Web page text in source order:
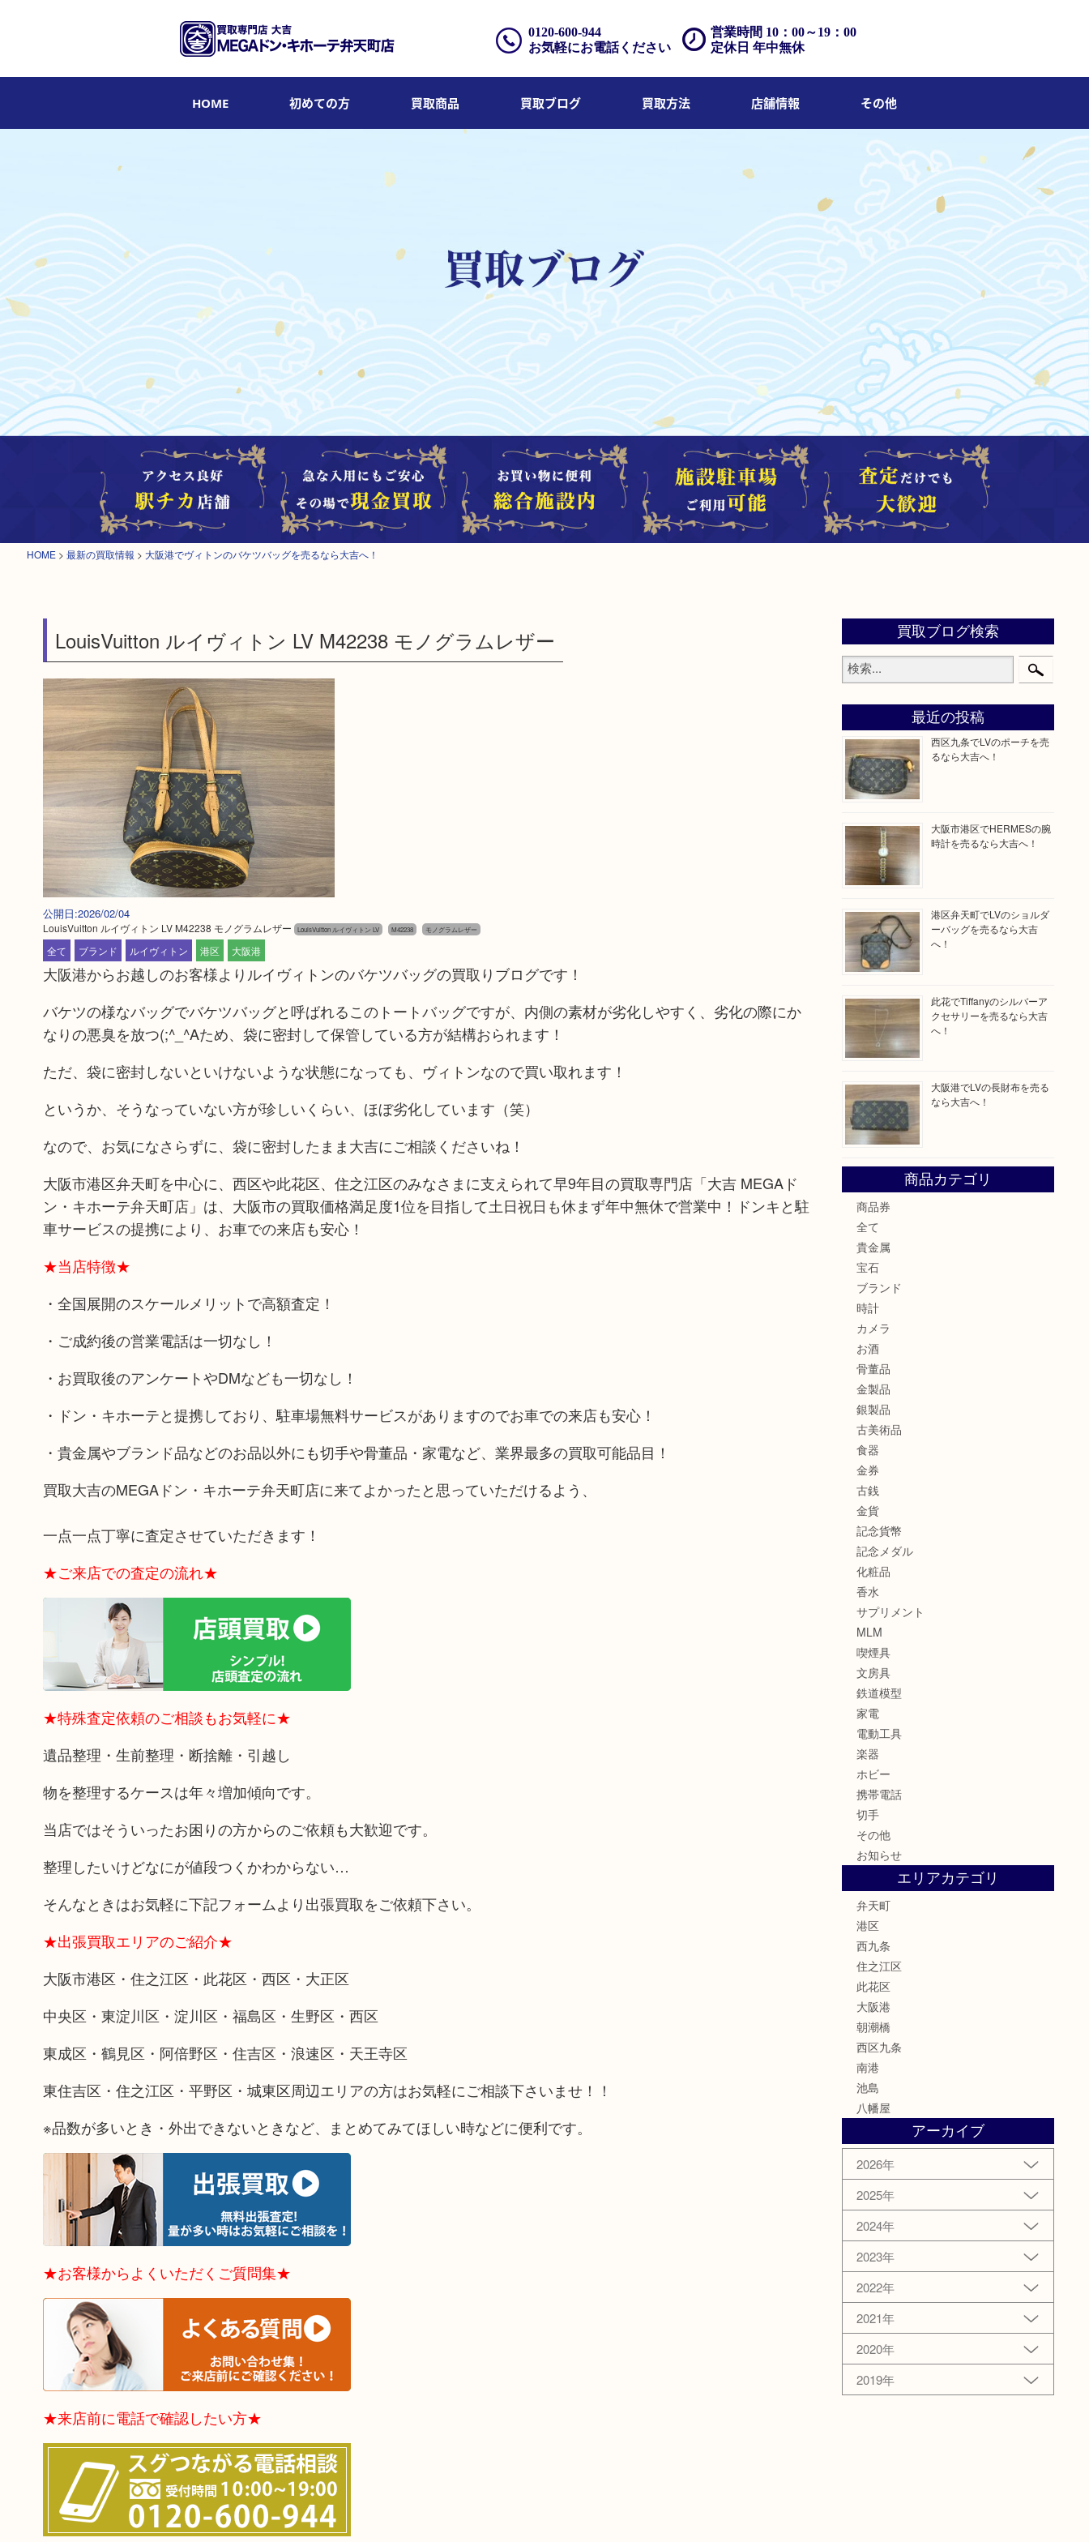
営業時間 10：00～19：00
定休日 年中無休
0120-600-944
お気軽にお電話ください
HOME 初めての方 買取商品 買取ブログ 買取方法 店舗情報 その他
HOME > 最新の買取情報 > 大阪港でヴィトンのバケツバッグを売るなら大吉へ！
LouisVuitton ルイヴィトン LV M42238 モノグラムレザー
公開日:2026/02/04
LouisVuitton ルイヴィトン LV M42238 モノグラムレザー LouisVuitton ルイヴィトン LV M42238 モノグラムレザー
全て ブランド ルイヴィトン 港区 大阪港
大阪港からお越しのお客様よりルイヴィトンのバケツバッグの買取りブログです！
バケツの様なバッグでバケツバッグと呼ばれるこのトートバッグですが、内側の素材が劣化しやすく、劣化の際にか
なりの悪臭を放つ(;^_^Aため、袋に密封して保管している方が結構おられます！
ただ、袋に密封しないといけないような状態になっても、ヴィトンなので買い取れます！
というか、そうなっていない方が珍しいくらい、ほぼ劣化しています（笑）
なので、お気になさらずに、袋に密封したまま大吉にご相談くださいね！
大阪市港区弁天町を中心に、西区や此花区、住之江区のみなさまに支えられて早9年目の買取専門店「大吉 MEGAド
ン・キホーテ弁天町店」は、大阪市の買取価格満足度1位を目指して土日祝日も休まず年中無休で営業中！ドンキと駐
車サービスの提携により、お車での来店も安心！
★当店特徴★
・全国展開のスケールメリットで高額査定！
・ご成約後の営業電話は一切なし！
・お買取後のアンケートやDMなども一切なし！
・ドン・キホーテと提携しており、駐車場無料サービスがありますのでお車での来店も安心！
・貴金属やブランド品などのお品以外にも切手や骨董品・家電など、業界最多の買取可能品目！
買取大吉のMEGAドン・キホーテ弁天町店に来てよかったと思っていただけるよう、
一点一点丁寧に査定させていただきます！
★ご来店での査定の流れ★
★特殊査定依頼のご相談もお気軽に★
遺品整理・生前整理・断捨離・引越し
物を整理するケースは年々増加傾向です。
当店ではそういったお困りの方からのご依頼も大歓迎です。
整理したいけどなにが値段つくかわからない…
そんなときはお気軽に下記フォームより出張買取をご依頼下さい。
★出張買取エリアのご紹介★
大阪市港区・住之江区・此花区・西区・大正区
中央区・東淀川区・淀川区・福島区・生野区・西区
東成区・鶴見区・阿倍野区・住吉区・浪速区・天王寺区
東住吉区・住之江区・平野区・城東区周辺エリアの方はお気軽にご相談下さいませ！！
※品数が多いとき・外出できないときなど、まとめてみてほしい時などに便利です。
★お客様からよくいただくご質問集★
★来店前に電話で確認したい方★
買取ブログ検索
最近の投稿
西区九条でLVのポーチを売
るなら大吉へ！
大阪市港区でHERMESの腕
時計を売るなら大吉へ！
港区弁天町でLVのショルダ
ーバッグを売るなら大吉
へ！
此花でTiffanyのシルバーア
クセサリーを売るなら大吉
へ！
大阪港でLVの長財布を売る
なら大吉へ！
商品カテゴリ
商品券
全て
貴金属
宝石
ブランド
時計
カメラ
お酒
骨董品
金製品
銀製品
古美術品
食器
金券
古銭
金貨
記念貨幣
記念メダル
化粧品
香水
サプリメント
MLM
喫煙具
文房具
鉄道模型
家電
電動工具
楽器
ホビー
携帯電話
切手
その他
お知らせ
エリアカテゴリ
弁天町
港区
西九条
住之江区
此花区
大阪港
朝潮橋
西区九条
南港
池島
八幡屋
アーカイブ
2026年
2025年
2024年
2023年
2022年
2021年
2020年
2019年